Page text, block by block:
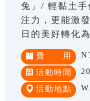
兔」/ 輕黏土手
注力，更能激
日的美好轉化
費 用
活動時間
活動地點